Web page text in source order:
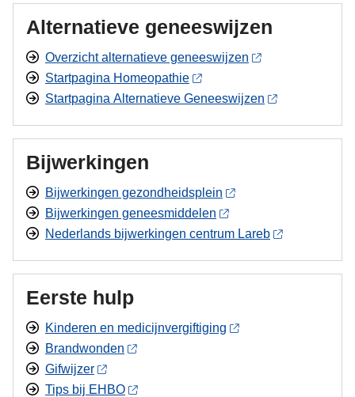
Alternatieve geneeswijzen
Overzicht alternatieve geneeswijzen
Startpagina Homeopathie
Startpagina Alternatieve Geneeswijzen
Bijwerkingen
Bijwerkingen gezondheidsplein
Bijwerkingen geneesmiddelen
Nederlands bijwerkingen centrum Lareb
Eerste hulp
Kinderen en medicijnvergiftiging
Brandwonden
Gifwijzer
Tips bij EHBO